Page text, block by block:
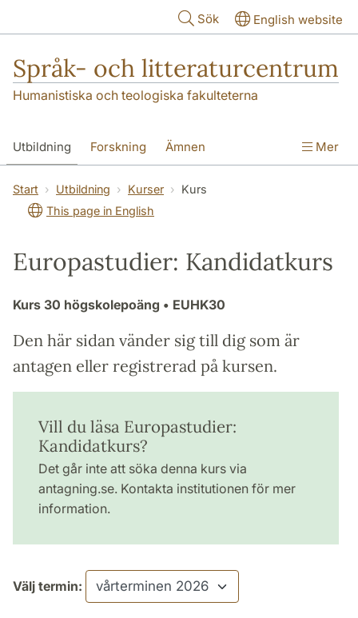
Sök English website
Språk- och litteraturcentrum
Humanistiska och teologiska fakulteterna
Utbildning Forskning Ämnen
SOL-husen Kontakt Institutionen
översättning till svenska
Mer
Start Utbildning Kurser
Kurs
This page in English
Europastudier: Kandidatkurs
Kurs 30 högskolepoäng • EUHK30
Den här sidan vänder sig till dig som är
antagen eller registrerad på kursen.
Vill du läsa Europastudier:
Kandidatkurs?
Det går inte att söka denna kurs via
antagning.se. Kontakta institutionen för mer
information.
Välj termin: